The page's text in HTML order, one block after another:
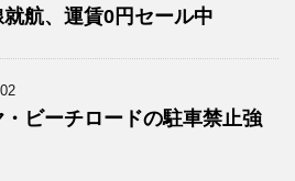
就航、運賃0円セール中
ビーチロードの駐車禁止強